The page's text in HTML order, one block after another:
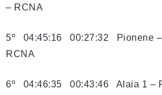
– RCNA
5º 04:45:16 00:27:32 Pionene –
RCNA
6º 04:46:35 00:43:46 Alaia 1 –